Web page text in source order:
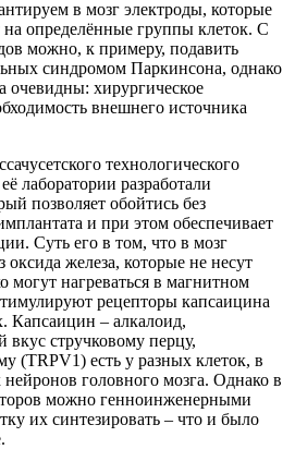
в мозг электроды, которые
на определённые группы клеток. С
можно, к примеру, подавить
синдромом Паркинсона, однако
очевидны: хирургическое
внешнего источника
технологического
лаборатории разработали
позволяет обойтись без
и при этом обеспечивает
Суть его в том, что в мозг
оксида железа, которые не несут
могут нагреваться в магнитном
рецепторы капсаицина
Капсаицин – алкалоид,
стручковому перцу,
(TRPV1) есть у разных клеток, в
головного мозга. Однако в
можно генноинженерными
их синтезировать – что и было